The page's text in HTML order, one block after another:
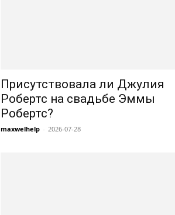
Присутствовала ли Джулия
Робертс на свадьбе Эммы
Робертс?
maxwelhelp - 2026-07-28